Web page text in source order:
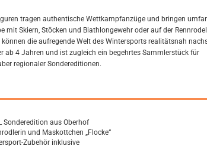
tragen authentische Wettkampfanzüge und bringen
mit Skiern, Stöcken und Biathlongewehr oder auf der
die aufregende Welt des Wintersports realitätsnah
ab 4 Jahren und ist zugleich ein begehrtes Sammlerstück für
regionaler Sondereditionen.
Sonderedition aus Oberhof
und Maskottchen „Flocke“
Zubehör inklusive